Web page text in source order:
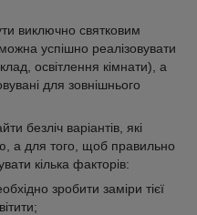
виключно святковим
успішно реалізовувати
освітлення кімнати), а
для зовнішнього
безліч варіантів, які
а для того, щоб правильно
кілька факторів:
зробити заміри тієї